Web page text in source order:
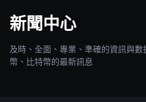
新聞中心
及時、全面、專業、準確的資訊與
幣、比特幣的最新訊息